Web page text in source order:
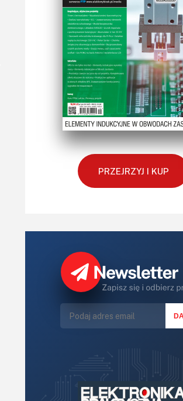
PRZEJRZYJ I KUP